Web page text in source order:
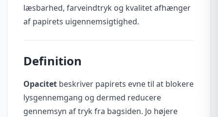
læsbarhed, farveindtryk og kvalitet afhænger
af papirets uigennemsigtighed.
Definition
Opacitet beskriver papirets evne til at blokere
lysgennemgang og dermed reducere
gennemsyn af tryk fra bagsiden. Jo højere